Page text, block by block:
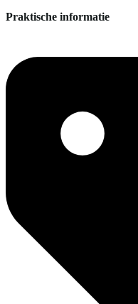
Praktische informatie